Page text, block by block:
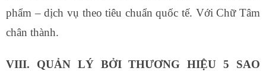
phẩm – dịch vụ theo tiêu chuẩn quốc tế. Với Chữ Tâm
chân thành.
VIII. QUẢN LÝ BỞI THƯƠNG HIỆU 5 SAO